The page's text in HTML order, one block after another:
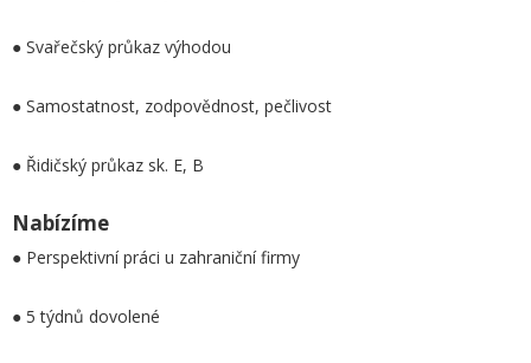
● Svařečský průkaz výhodou
● Samostatnost, zodpovědnost, pečlivost
● Řidičský průkaz sk. E, B
Nabízíme
● Perspektivní práci u zahraniční firmy
● 5 týdnů dovolené